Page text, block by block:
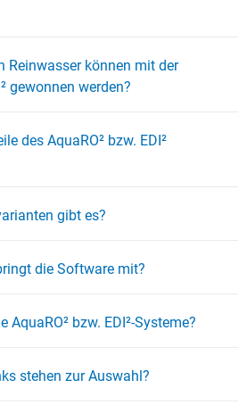
Reinwasser können mit der
gewonnen werden?
des AquaRO² bzw. EDI²
gibt es?
die Software mit?
AquaRO² bzw. EDI²-Systeme?
stehen zur Auswahl?